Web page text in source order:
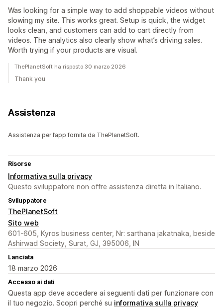
Was looking for a simple way to add shoppable videos without
slowing my site. This works great. Setup is quick, the widget
looks clean, and customers can add to cart directly from
videos. The analytics also clearly show what’s driving sales.
Worth trying if your products are visual.
ThePlanetSoft ha risposto 30 marzo 2026
Thank you
Assistenza
Assistenza per l’app fornita da ThePlanetSoft.
Risorse
Informativa sulla privacy
Questo sviluppatore non offre assistenza diretta in Italiano.
Sviluppatore
ThePlanetSoft
Sito web
601-605, Kyros business center, Nr: sarthana jakatnaka, beside
Ashirwad Society, Surat, GJ, 395006, IN
Lanciata
18 marzo 2026
Accesso ai dati
Questa app deve accedere ai seguenti dati per funzionare con
il tuo negozio. Scopri perché su informativa sulla privacy